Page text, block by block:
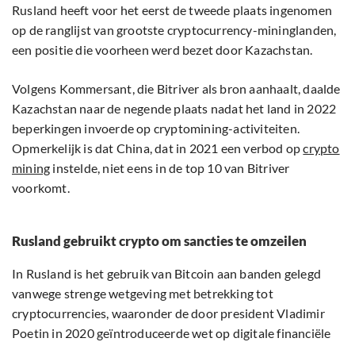
Rusland heeft voor het eerst de tweede plaats ingenomen
op de ranglijst van grootste cryptocurrency-mininglanden,
een positie die voorheen werd bezet door Kazachstan.
Volgens Kommersant, die Bitriver als bron aanhaalt, daalde
Kazachstan naar de negende plaats nadat het land in 2022
beperkingen invoerde op cryptomining-activiteiten.
Opmerkelijk is dat China, dat in 2021 een verbod opcrypto
mining instelde, niet eens in de top 10 van Bitriver
voorkomt.
Rusland gebruikt crypto om sancties te omzeilen
In Rusland is het gebruik van Bitcoin aan banden gelegd
vanwege strenge wetgeving met betrekking tot
cryptocurrencies, waaronder de door president Vladimir
Poetin in 2020 geïntroduceerde wet op digitale financiële